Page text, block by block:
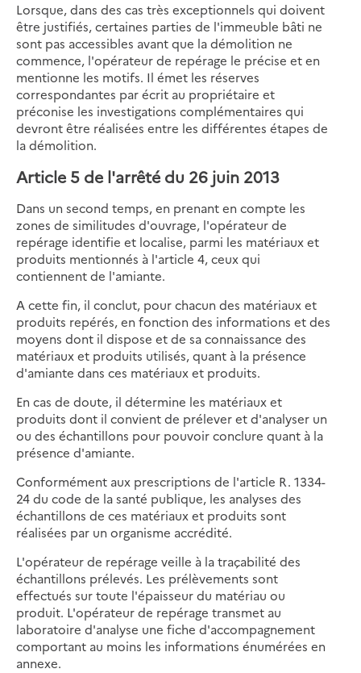
Lorsque, dans des cas très exceptionnels qui doivent
être justifiés, certaines parties de l'immeuble bâti ne
sont pas accessibles avant que la démolition ne
commence, l'opérateur de repérage le précise et en
mentionne les motifs. Il émet les réserves
correspondantes par écrit au propriétaire et
préconise les investigations complémentaires qui
devront être réalisées entre les différentes étapes de
la démolition.
Article 5 de l'arrêté du 26 juin 2013
Dans un second temps, en prenant en compte les
zones de similitudes d'ouvrage, l'opérateur de
repérage identifie et localise, parmi les matériaux et
produits mentionnés à l'article 4, ceux qui
contiennent de l'amiante.
A cette fin, il conclut, pour chacun des matériaux et
produits repérés, en fonction des informations et des
moyens dont il dispose et de sa connaissance des
matériaux et produits utilisés, quant à la présence
d'amiante dans ces matériaux et produits.
En cas de doute, il détermine les matériaux et
produits dont il convient de prélever et d'analyser un
ou des échantillons pour pouvoir conclure quant à la
présence d'amiante.
Conformément aux prescriptions de l'article R. 1334-
24 du code de la santé publique, les analyses des
échantillons de ces matériaux et produits sont
réalisées par un organisme accrédité.
L'opérateur de repérage veille à la traçabilité des
échantillons prélevés. Les prélèvements sont
effectués sur toute l'épaisseur du matériau ou
produit. L'opérateur de repérage transmet au
laboratoire d'analyse une fiche d'accompagnement
comportant au moins les informations énumérées en
annexe.